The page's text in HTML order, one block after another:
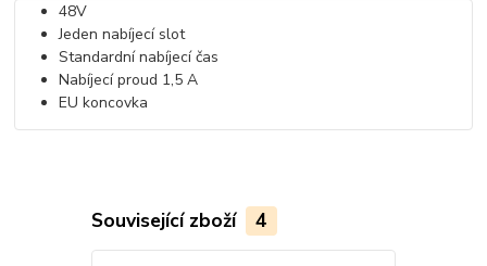
48V
Jeden nabíjecí slot
Standardní nabíjecí čas
Nabíjecí proud 1,5 A
EU koncovka
Související zboží 4